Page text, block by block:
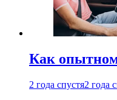
Как
2 года спустя2 года